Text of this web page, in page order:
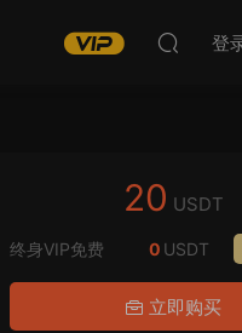
登
20 USDT
终身VIP免费 0 USDT
立即购买